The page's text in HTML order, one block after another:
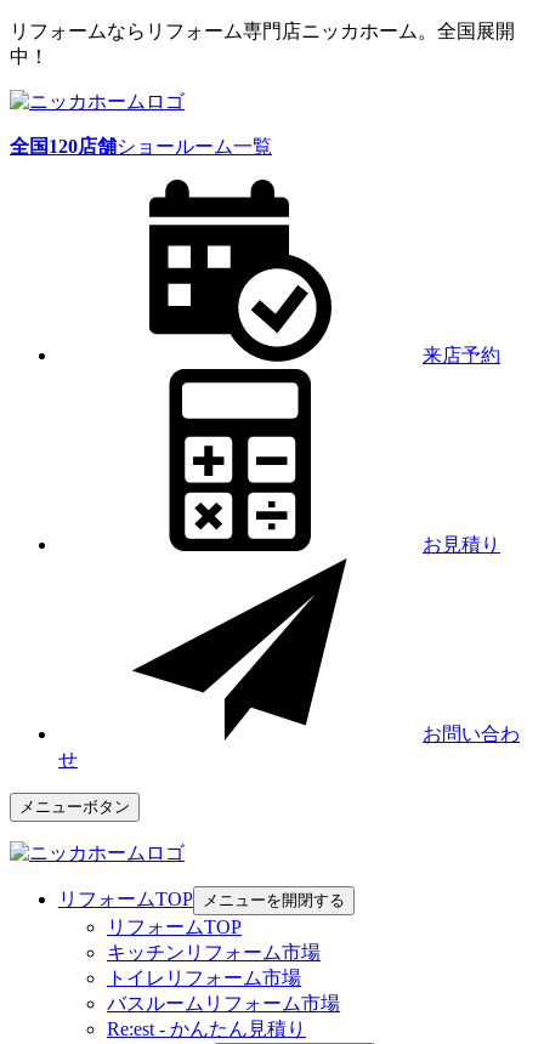
リフォームならリフォーム専門店ニッカホーム。全国展開
中！
全国120店舗ショールーム一覧
来店予約
お見積り
お問い合わ
せ
メニューボタン
リフォームTOP メニューを開閉する
リフォームTOP
キッチンリフォーム市場
トイレリフォーム市場
バスルームリフォーム市場
Re:est - かんたん見積り